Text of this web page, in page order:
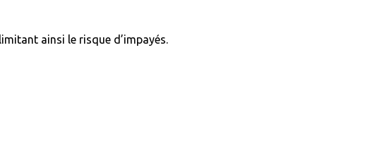
ainsi le risque d’impayés.